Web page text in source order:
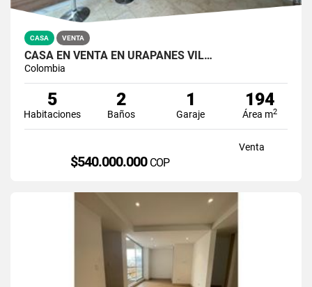
CASA VENTA
CASA EN VENTA EN URAPANES VIL…
Colombia
5
Habitaciones
2
Baños
1
Garaje
194
Área m2
Venta
$540.000.000 COP